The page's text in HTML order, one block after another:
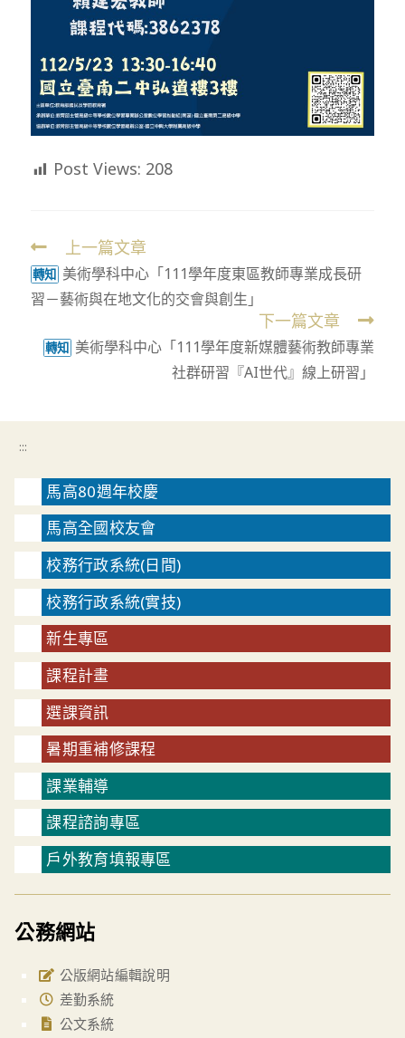
Post Views: 208
Read
more
articles
上一篇文章
轉知 美術學科中心「111學年度東區教師專業成長研
習－藝術與在地文化的交會與創生」
下一篇文章
轉知 美術學科中心「111學年度新媒體藝術教師專業
社群研習『AI世代』線上研習」
:::
馬高80週年校慶
馬高全國校友會
校務行政系統(日間)
校務行政系統(實技)
新生專區
課程計畫
選課資訊
暑期重補修課程
課業輔導
課程諮詢專區
戶外教育填報專區
公務網站
公版網站編輯說明
差勤系統
公文系統